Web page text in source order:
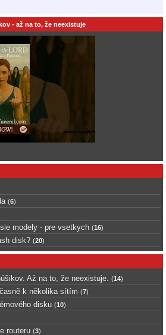
- až na to, že neexistuje
(6)
modely - pre vsetkych (16)
disk? (20)
Až na to, že neexistuje. (14)
k několika sítím (7)
disku (10)
routeru (3)